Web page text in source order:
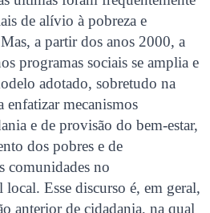
de alívio à pobreza e
a partir dos anos 2000, a
programas sociais se amplia e
adotado, sobretudo na
enfatizar mecanismos
e de provisão do bem-estar,
dos pobres e de
comunidades no
Esse discurso é, em geral,
anterior de cidadania, na qual